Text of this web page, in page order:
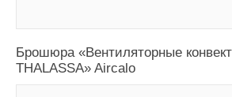
Брошюра «Вентиляторные
THALASSA» Aircalo